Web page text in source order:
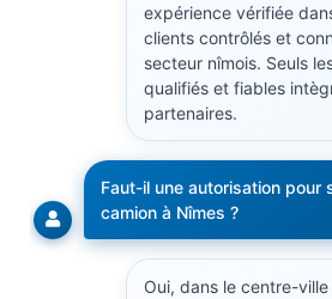
expérience vérifiée
clients contrôlés et
secteur nîmois. Seuls
qualifiés et fiables
partenaires.
Faut-il une autorisation pour
camion à Nîmes ?
Oui, dans le centre-